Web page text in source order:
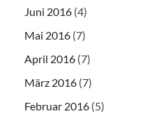
Juni 2016 (4)
Mai 2016 (7)
April 2016 (7)
März 2016 (7)
Februar 2016 (5)